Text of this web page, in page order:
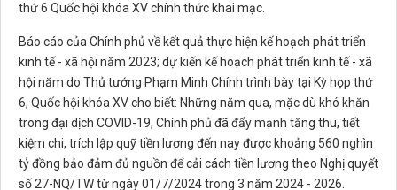
thứ 6 Quốc hội khóa XV chính thức khai mạc.
Báo cáo của Chính phủ về kết quả thực hiện kế hoạch phát triển
kinh tế - xã hội năm 2023; dự kiến kế hoạch phát triển kinh tế - xã
hội năm do Thủ tướng Phạm Minh Chính trình bày tại Kỳ họp thứ
6, Quốc hội khóa XV cho biết: Những năm qua, mặc dù khó khăn
trong đại dịch COVID-19, Chính phủ đã đẩy mạnh tăng thu, tiết
kiệm chi, trích lập quỹ tiền lương đến nay được khoảng 560 nghìn
tỷ đồng bảo đảm đủ nguồn để cải cách tiền lương theo Nghị quyết
số 27-NQ/TW từ ngày 01/7/2024 trong 3 năm 2024 - 2026.